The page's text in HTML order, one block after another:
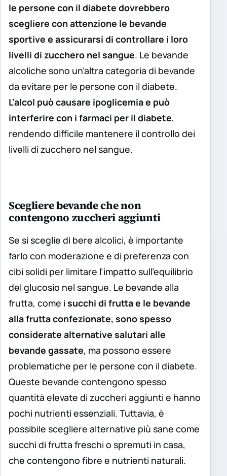
le persone con il diabete dovrebbero
scegliere con attenzione le bevande
sportive e assicurarsi di controllare i loro
livelli di zucchero nel sangue. Le bevande
alcoliche sono un’altra categoria di bevande
da evitare per le persone con il diabete.
L’alcol può causare ipoglicemia e può
interferire con i farmaci per il diabete,
rendendo difficile mantenere il controllo dei
livelli di zucchero nel sangue.
Scegliere bevande che non
contengono zuccheri aggiunti
Se si sceglie di bere alcolici, è importante
farlo con moderazione e di preferenza con
cibi solidi per limitare l’impatto sull’equilibrio
del glucosio nel sangue. Le bevande alla
frutta, come i succhi di frutta e le bevande
alla frutta confezionate, sono spesso
considerate alternative salutari alle
bevande gassate, ma possono essere
problematiche per le persone con il diabete.
Queste bevande contengono spesso
quantità elevate di zuccheri aggiunti e hanno
pochi nutrienti essenziali. Tuttavia, è
possibile scegliere alternative più sane come
succhi di frutta freschi o spremuti in casa,
che contengono fibre e nutrienti naturali.